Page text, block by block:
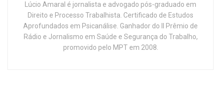
Lúcio Amaral é jornalista e advogado pós-graduado em
Direito e Processo Trabalhista. Certificado de Estudos
Aprofundados em Psicanálise. Ganhador do II Prêmio de
Rádio e Jornalismo em Saúde e Segurança do Trabalho,
promovido pelo MPT em 2008.